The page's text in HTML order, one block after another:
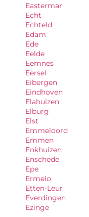
Eastermar
Echt
Echteld
Edam
Ede
Eelde
Eemnes
Eersel
Eibergen
Eindhoven
Elahuizen
Elburg
Elst
Emmeloord
Emmen
Enkhuizen
Enschede
Epe
Ermelo
Etten-Leur
Everdingen
Ezinge